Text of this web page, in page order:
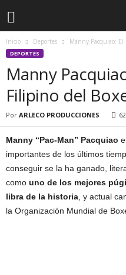
Inicio Deportes Manny Pacquiao: El
DEPORTES
Manny
Filipino del
Por ARLECO PRODUCCIONES
Manny “Pac-Man” Pacquiao
importantes de los últimos
conseguir se la ha ganado,
como uno de los mejores
libra de la historia , y actual
la Organización Mundial de